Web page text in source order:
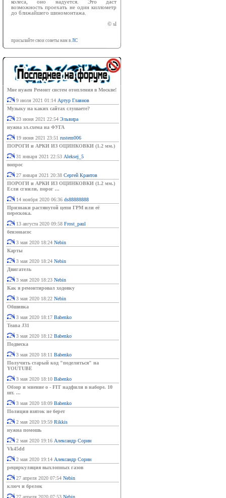
колеса, оно надуется. Это даст
возможность проехать не один киллометр
до ближайшего шиномонтажа.
© sl
присылайте свои советы нам в ЛС
Мне нужен Ремонт систем отопления в Москве!
9 июля 2021 01:14 Артур Главнов
Музыку на каких сайтах слушаете?
23 июня 2021 22:54 Эльвира
нужна эл.схема на ФУГА
19 июня 2021 23:51 rustem006
ПОРОГИ и АРКИ ИЗ ОЦИНКОВКИ (1.2 мм.)
31 января 2021 22:53 Aleksej_5
вопрос
27 января 2021 20:38 Сергей Крантов
ПОРОГИ и АРКИ ИЗ ОЦИНКОВКИ (1.2 мм.)
Если сгнили, порог ...
14 ноября 2020 06:36 ds88888888
Признаки растянутой цепи ГРМ или её
перескока.
13 августа 2020 09:58 Frost_paul
бензонасос
3 мая 2020 18:24 Nebin
Карты
3 мая 2020 18:24 Nebin
Двигатель
3 мая 2020 18:23 Nebin
Как я ремонтировал ходовку
3 мая 2020 18:22 Nebin
Обшивка
3 мая 2020 18:17 Babenko
Teana J31
3 мая 2020 18:12 Babenko
Подвеска
3 мая 2020 18:11 Babenko
Получить старый код "поделиться" на
YOUTUBE
3 мая 2020 18:10 Babenko
Обзор и мнение о - FIT надфили в наборе. 10
шт. ...
3 мая 2020 18:09 Babenko
Полиция взяток не берет
2 мая 2020 19:59 Rikkis
нужна помошь
2 мая 2020 19:16 Александр Сорин
Vk45dd
2 мая 2020 19:14 Александр Сорин
рециркуляция выхлопных газов
27 апреля 2020 07:54 Nebin
ключ и брелок
27 апреля 2020 07:53 Nebin